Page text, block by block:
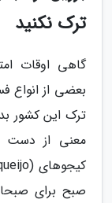
ترک نکنید
گاهی اوقات
بعضی از انواع
ترک این کشور
معنی از دست